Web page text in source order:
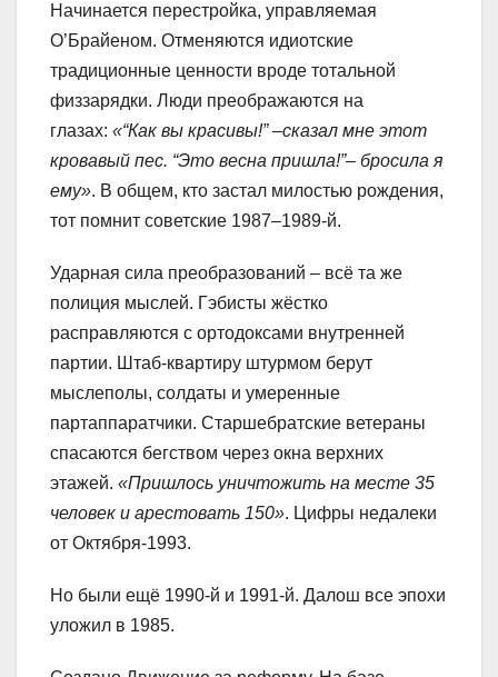
Начинается перестройка, управляемая
О’Брайеном. Отменяются идиотские
традиционные ценности вроде тотальной
физзарядки. Люди преображаются на
глазах: «“Как вы красивы!” –сказал мне этот
кровавый пес. “Это весна пришла!”– бросила я
ему». В общем, кто застал милостью рождения,
тот помнит советские 1987–1989-й.
Ударная сила преобразований – всё та же
полиция мыслей. Гэбисты жёстко
расправляются с ортодоксами внутренней
партии. Штаб-квартиру штурмом берут
мыслеполы, солдаты и умеренные
партаппаратчики. Старшебратские ветераны
спасаются бегством через окна верхних
этажей. «Пришлось уничтожить на месте 35
человек и арестовать 150». Цифры недалеки
от Октября-1993.
Но были ещё 1990-й и 1991-й. Далош все эпохи
уложил в 1985.